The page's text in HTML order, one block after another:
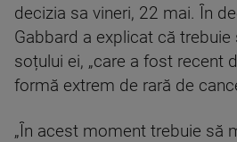
decizia sa vineri, 22 mai. În
Gabbard a explicat că trebuie
soțului ei, „care a fost recent
formă extrem de rară de
„În acest moment trebuie să